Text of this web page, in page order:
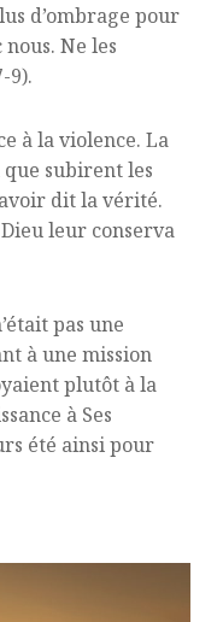
d’ombrage pour
Ne les
9).
à la violence. La
subirent les
dit la vérité.
leur conserva
pas une
à une mission
plutôt à la
à Ses
été ainsi pour